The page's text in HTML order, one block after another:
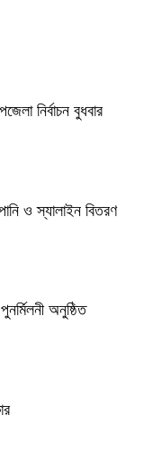
নির্বাচন বুধবার
ও স্যালাইন বিতরণ
অনুষ্ঠিত